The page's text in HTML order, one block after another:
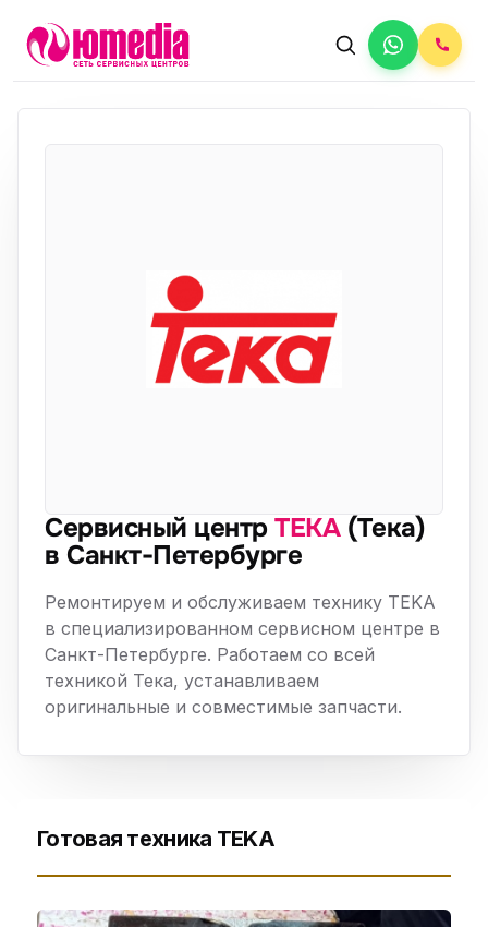
Сервисный центрTEKA(Тека)
в Санкт-Петербурге
Ремонтируем и обслуживаем технику TEKA
в специализированном сервисном центре в
Санкт-Петербурге. Работаем со всей
техникой Тека, устанавливаем
оригинальные и совместимые запчасти.
Готовая техника TEKA